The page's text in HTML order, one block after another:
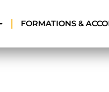
FORMATIONS &